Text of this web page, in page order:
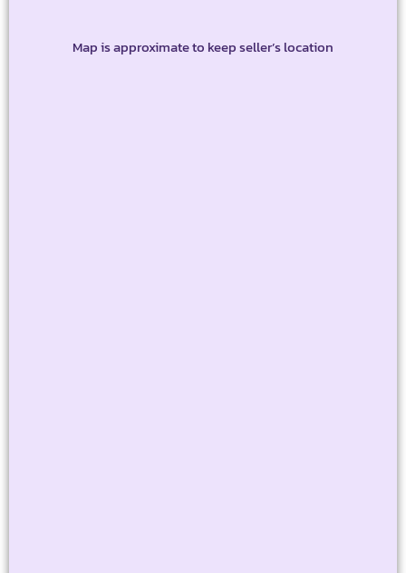
Map is approximate to keep seller’s location